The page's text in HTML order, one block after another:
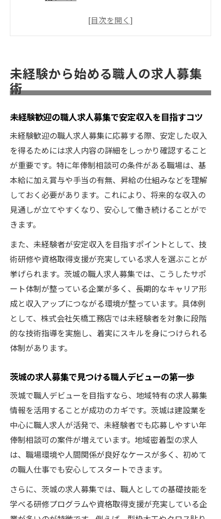
茨城の求人募集で見つける職人デビューの
茨城の職人求人で未経験から年俸制相談可
を活用
ント
年俸制相談可で広がる高収入の道
年俸制相談可の職人求人募集が高収入につ
ながる理由
茨城で年俸制相談可の職人求人に強い魅力
を感じる
職人求人募集で年俸制相談可を上手に活用
する方法
茨城職人求人で年俸制相談可を選ぶメリッ
ト解説
茨城で探す女性向け職人求人の魅力
女性歓迎の職人求人募集が茨城で注目され
る理由
い環境
茨城女性職人求人募集のポイントと年俸制
相談可
女性が活躍できる茨城の職人求人募集の特
徴とは
伝統工芸職人求人募集と女性の新しいキャ
リア像
黙々作業に最適な職人求人ポイント
黙々作業が好きな方へ最適な職人求人募集
未経験から始める職人の求人募集
術
未経験歓迎の職人求人募集で安定収入を目指すコツ
未経験歓迎の職人求人募集に応募する際、安定した収入
を得るためには求人内容の詳細をしっかり確認すること
が重要です。特に年俸制相談可の条件がある職場は、基
本給に加え賞与や手当の有無、昇給の仕組みなどを理解
しておく必要があります。これにより、将来的な収入の
見通しが立てやすくなり、安心して働き続けることがで
きます。
また、未経験者が安定収入を目指すポイントとして、技
術研修や資格取得支援が充実している求人を選ぶことが
挙げられます。茨城の職人求人募集では、こうしたサポ
ート体制が整っている企業が多く、長期的なキャリア形
成と収入アップにつながる環境が整っています。具体例
として、株式会社矢橋工務店では未経験者を対象に段階
的な技術指導を実施し、着実にスキルを身につけられる
体制があります。
茨城の求人募集で見つける職人デビューの第一歩
茨城で職人デビューを目指すなら、地域特有の求人募集
情報を活用することが成功のカギです。茨城は建設業を
中心に職人求人が活発で、未経験者でも応募しやすい年
俸制相談可の案件が増えています。地域密着型の求人
は、職場環境や人間関係が良好なケースが多く、初めて
の職人仕事でも安心してスタートできます。
さらに、茨城の求人募集では、職人としての基礎技能を
学べる研修プログラムや資格取得支援が充実している企